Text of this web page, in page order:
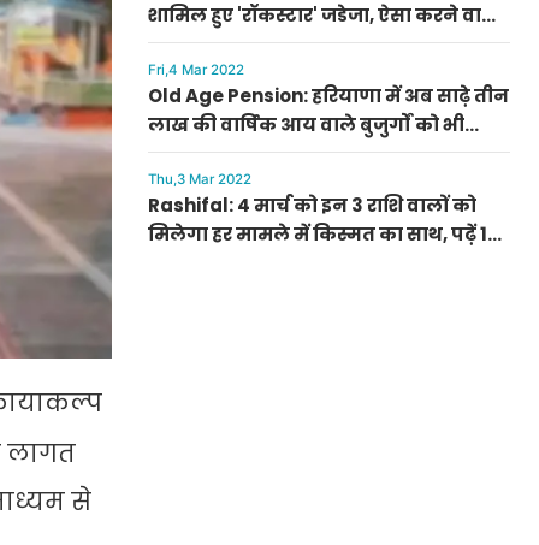
लागत
से
शामिल हुए 'रॉकस्टार' जडेजा, ऐसा करने वाले
बने मात्र दूसरे भारतीय
Fri,4 Mar 2022
Old Age Pension: हरियाणा में अब साढ़े तीन
लाख की वार्षिक आय वाले बुजुर्गों को भी
मिलेगी बुढ़ापा पेंशन, सीएम मनोहर लाल का
ऐलान
Thu,3 Mar 2022
Rashifal: 4 मार्च को इन 3 राशि वालों को
मिलेगा हर मामले में किस्मत का साथ, पढ़ें 12